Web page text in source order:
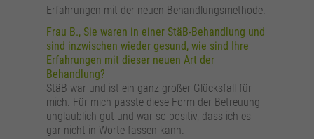
Erfahrungen mit der neuen Behandlungsmethode.
Frau B., Sie waren in einer StäB-Behandlung und
sind inzwischen wieder gesund, wie sind Ihre
Erfahrungen mit dieser neuen Art der
Behandlung?
StäB war und ist ein ganz großer Glücksfall für
mich. Für mich passte diese Form der Betreuung
unglaublich gut und war so positiv, dass ich es
gar nicht in Worte fassen kann.